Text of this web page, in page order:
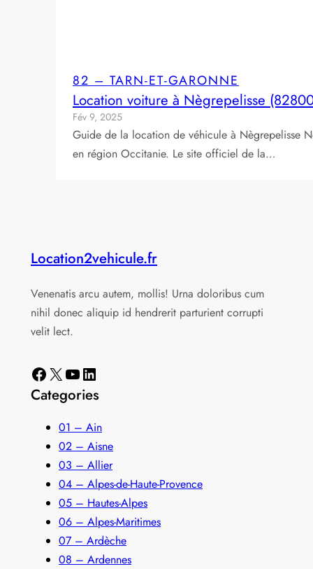
82 – TARN-ET-GARONNE
Location voiture à Nègrepelisse
Fév 9, 2025
Guide de la location de véhicule à Nègrepelisse
en région Occitanie. Le site officiel de la…
Location2vehicule.fr
Venenatis arcu autem, mollis! Urna doloribus cum
nihil donec aliquip id hendrerit parturient corrupti
velit lect.
Facebook X YouTube LinkedIn
Categories
01 – Ain
02 – Aisne
03 – Allier
04 – Alpes-de-Haute-Provence
05 – Hautes-Alpes
06 – Alpes-Maritimes
07 – Ardèche
08 – Ardennes